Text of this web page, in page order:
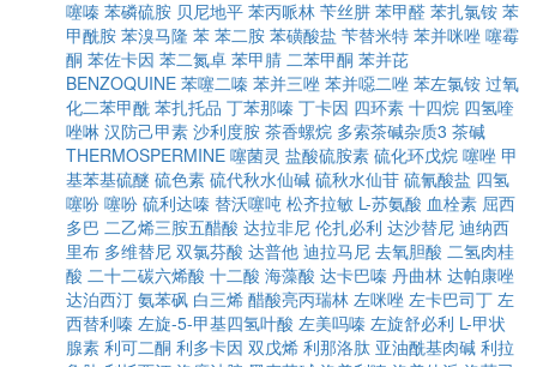
噻嗪 苯磷硫胺 贝尼地平 苯丙哌林 苄丝肼 苯甲醛 苯扎氯铵 苯
甲酰胺 苯溴马隆 苯 苯二胺 苯磺酸盐 苄替米特 苯并咪唑 噻霉
酮 苯佐卡因 苯二氮卓 苯甲腈 二苯甲酮 苯并芘
BENZOQUINE 苯噻二嗪 苯并三唑 苯并噁二唑 苯左氯铵 过氧
化二苯甲酰 苯扎托品 丁苯那嗪 丁卡因 四环素 十四烷 四氢喹
唑啉 汉防己甲素 沙利度胺 茶香螺烷 多索茶碱杂质3 茶碱
THERMOSPERMINE 噻菌灵 盐酸硫胺素 硫化环戊烷 噻唑 甲
基苯基硫醚 硫色素 硫代秋水仙碱 硫秋水仙苷 硫氰酸盐 四氢
噻吩 噻吩 硫利达嗪 替沃噻吨 松齐拉敏 L-苏氨酸 血栓素 屈西
多巴 二乙烯三胺五醋酸 达拉非尼 伦扎必利 达沙替尼 迪纳西
里布 多维替尼 双氯芬酸 达普他 迪拉马尼 去氧胆酸 二氢肉桂
酸 二十二碳六烯酸 十二酸 海藻酸 达卡巴嗪 丹曲林 达帕康唑
达泊西汀 氨苯砜 白三烯 醋酸亮丙瑞林 左咪唑 左卡巴司丁 左
西替利嗪 左旋-5-甲基四氢叶酸 左美吗嗪 左旋舒必利 L-甲状
腺素 利可二酮 利多卡因 双戊烯 利那洛肽 亚油酰基肉碱 利拉